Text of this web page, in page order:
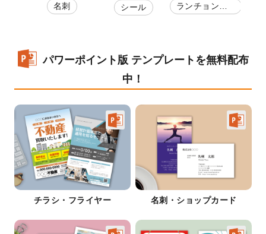
名刺 シール
ランチョンマ
ット
パワーポイント版 テンプレートを無料配布
中！
チラシ・フライヤー 名刺・ショップカード